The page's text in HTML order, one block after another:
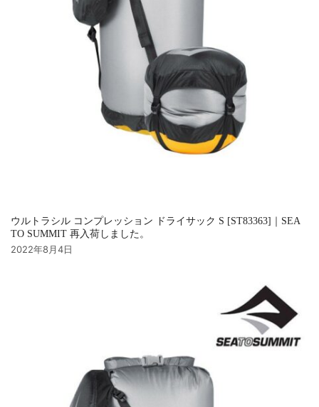
ウルトラシル コンプレッション ドライサック S [ST83363]｜SEA
TO SUMMIT 再入荷しました。
2022年8月4日